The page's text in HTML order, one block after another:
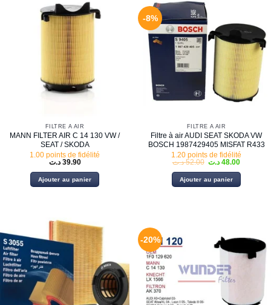
FILTRE À AIR
MANN FILTER AIR C 14 130 VW /
SEAT / SKODA
1.00 points de fidélité
39.90 د.ت
Ajouter au panier
-8%
FILTRE À AIR
Filtre à air AUDI SEAT SKODA VW
BOSCH 1987429405 MISFAT R433
1.20 points de fidélité
52.00 د.ت
Le
initial
était :
48.00 د.ت
Le
actuel
est :
Ajouter au panier
-20%